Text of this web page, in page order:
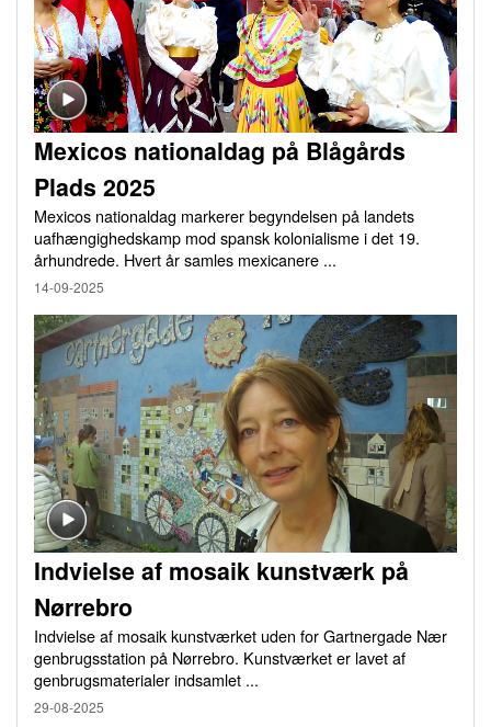
Mexicos nationaldag på Blågårds
Plads 2025
Mexicos nationaldag markerer begyndelsen på landets
uafhængighedskamp mod spansk kolonialisme i det 19.
århundrede. Hvert år samles mexicanere ...
14-09-2025
Indvielse af mosaik kunstværk på
Nørrebro
Indvielse af mosaik kunstværket uden for Gartnergade Nær
genbrugsstation på Nørrebro. Kunstværket er lavet af
genbrugsmaterialer indsamlet ...
29-08-2025